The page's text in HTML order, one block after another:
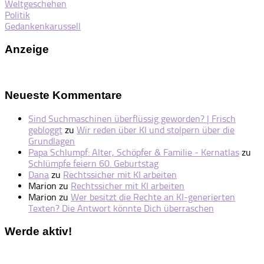
Weltgeschehen
Politik
Gedankenkarussell
Anzeige
Neueste Kommentare
Sind Suchmaschinen überflüssig geworden? | Frisch
gebloggt zu Wir reden über KI und stolpern über die
Grundlagen
Papa Schlumpf: Alter, Schöpfer & Familie - Kernatlas zu
Schlümpfe feiern 60. Geburtstag
Dana zu Rechtssicher mit KI arbeiten
Marion zu Rechtssicher mit KI arbeiten
Marion zu Wer besitzt die Rechte an KI-generierten
Texten? Die Antwort könnte Dich überraschen
Werde aktiv!